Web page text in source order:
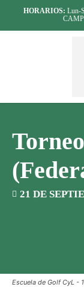
HORARIOS: Lun-
21 DE
Escuela de Golf CyL - 1